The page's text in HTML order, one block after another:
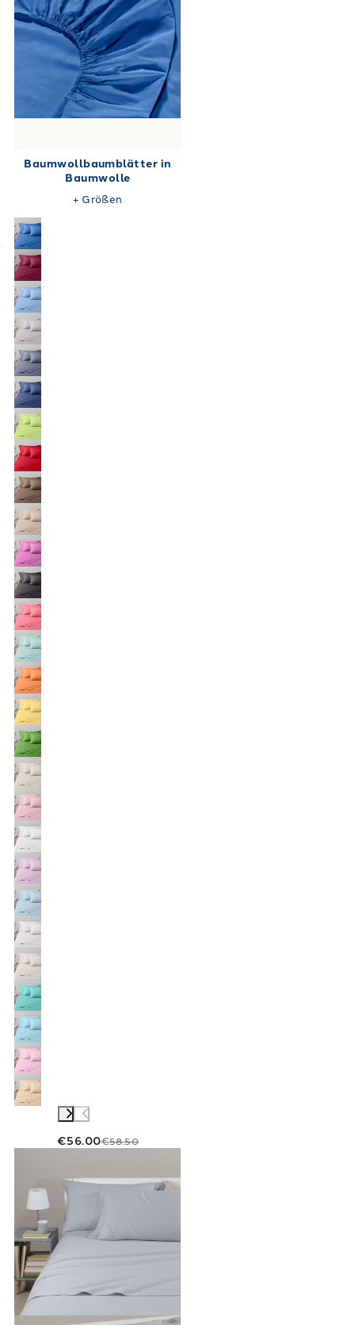
Baumwollbaumblätter in
Baumwolle
€56.00€58.50
+ Größen